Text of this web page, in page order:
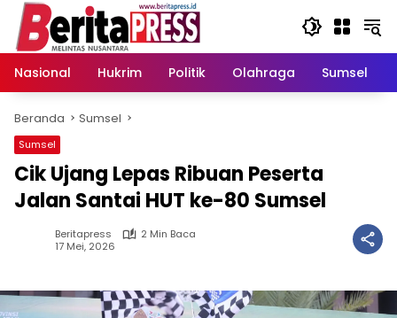
Langsung
konten
Nasional
Hukrim Politik Olahraga Sumsel
Beranda Sumsel
Sumsel
Cik Ujang Lepas Ribuan Peserta
Jalan Santai HUT ke-80 Sumsel
Beritapress
2 Min Baca
17 Mei, 2026